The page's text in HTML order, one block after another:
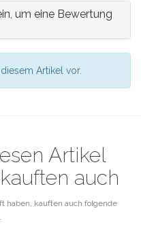
um eine Bewertung
Artikel vor.
Artikel
auch
haben, kauften auch folgende